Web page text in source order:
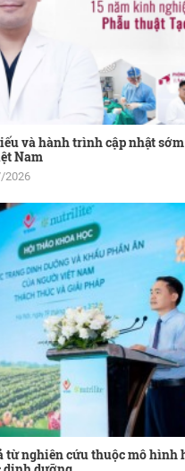
và hành trình cập nhật
Nam
2026
từ nghiên cứu thuộc mô hình